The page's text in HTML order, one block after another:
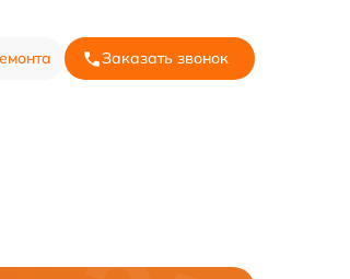
Заказать звонок